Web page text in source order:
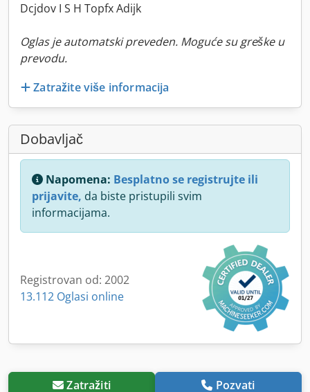
Dcjdov I S H Topfx Adijk
Oglas je automatski preveden. Moguće su greške u
prevodu.
Zatražite više informacija
Dobavljač
Napomena: Besplatno se registrujte ili
prijavite, da biste pristupili svim
informacijama.
Registrovan od: 2002
13.112 Oglasi online
Zatražiti Pozvati